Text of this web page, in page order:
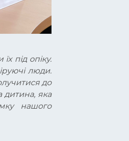
під опіку.
люди.
до
дитина, яка
нашого